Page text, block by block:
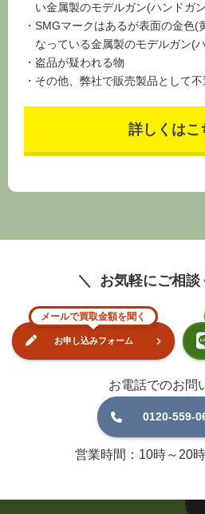
SMGマークはあるが表面の金色(
なっている金属製のモデルガン(
盗品が疑われる物
その他、弊社で販売製品として不
お申し込みフォーム
営業時間：10時～20